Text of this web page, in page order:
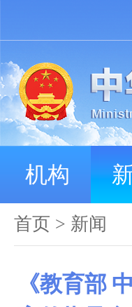
机构
首页 > 新闻
《教育部